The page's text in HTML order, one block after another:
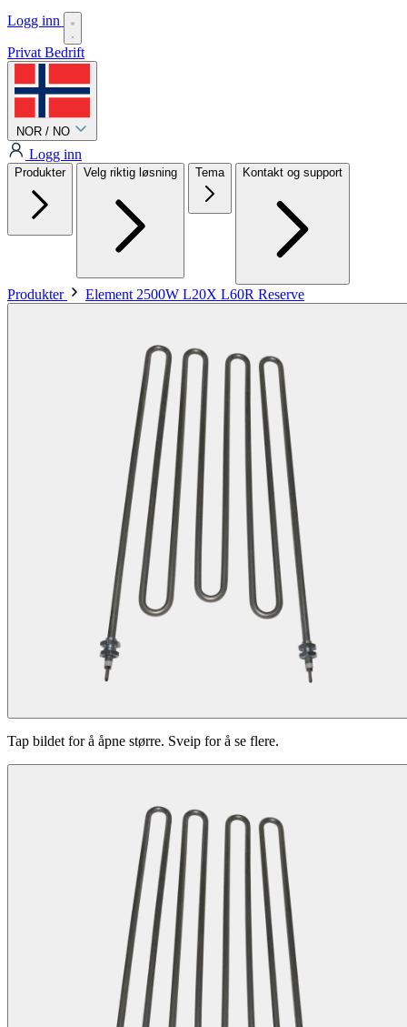
Logg inn
Privat Bedrift
NOR / NO
Logg inn
Produkter Velg riktig løsning Tema Kontakt og support
Produkter Element 2500W L20X L60R Reserve
Tap bildet for å åpne større. Sveip for å se flere.